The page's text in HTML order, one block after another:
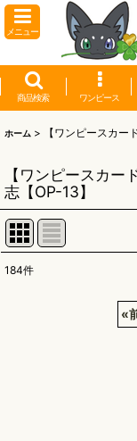
メニュー
商品検索 ワンピース
ホーム > 【ワンピースカー
【ワンピースカ
志【OP-13】
184件
«